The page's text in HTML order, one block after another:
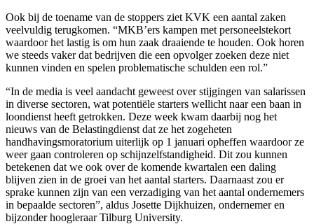
Ook bij de toename van de stoppers ziet KVK een aantal zaken
veelvuldig terugkomen. “MKB’ers kampen met personeelstekort
waardoor het lastig is om hun zaak draaiende te houden. Ook horen
we steeds vaker dat bedrijven die een opvolger zoeken deze niet
kunnen vinden en spelen problematische schulden een rol.”
“In de media is veel aandacht geweest over stijgingen van salarissen
in diverse sectoren, wat potentiële starters wellicht naar een baan in
loondienst heeft getrokken. Deze week kwam daarbij nog het
nieuws van de Belastingdienst dat ze het zogeheten
handhavingsmoratorium uiterlijk op 1 januari opheffen waardoor ze
weer gaan controleren op schijnzelfstandigheid. Dit zou kunnen
betekenen dat we ook over de komende kwartalen een daling
blijven zien in de groei van het aantal starters. Daarnaast zou er
sprake kunnen zijn van een verzadiging van het aantal ondernemers
in bepaalde sectoren”, aldus Josette Dijkhuizen, ondernemer en
bijzonder hoogleraar Tilburg University.